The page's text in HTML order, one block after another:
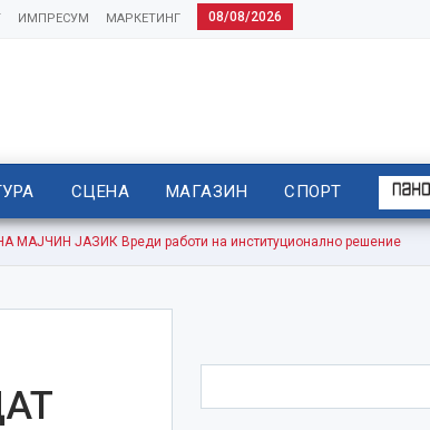
08/08/2026
МАРКЕТИНГ
ИМПРЕСУМ
СЦЕНА МАГАЗИН СПОРТ
ЈАЗИК Вреди работи на институционално решение